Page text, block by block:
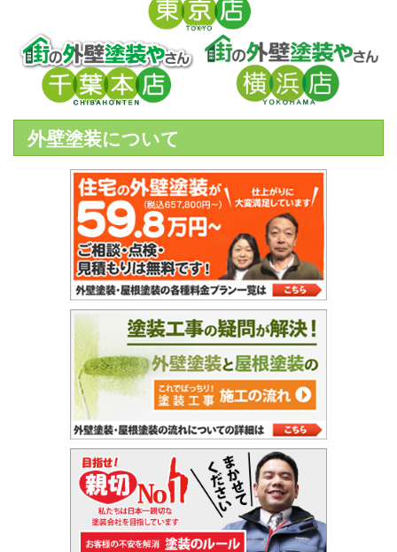
外壁塗装について